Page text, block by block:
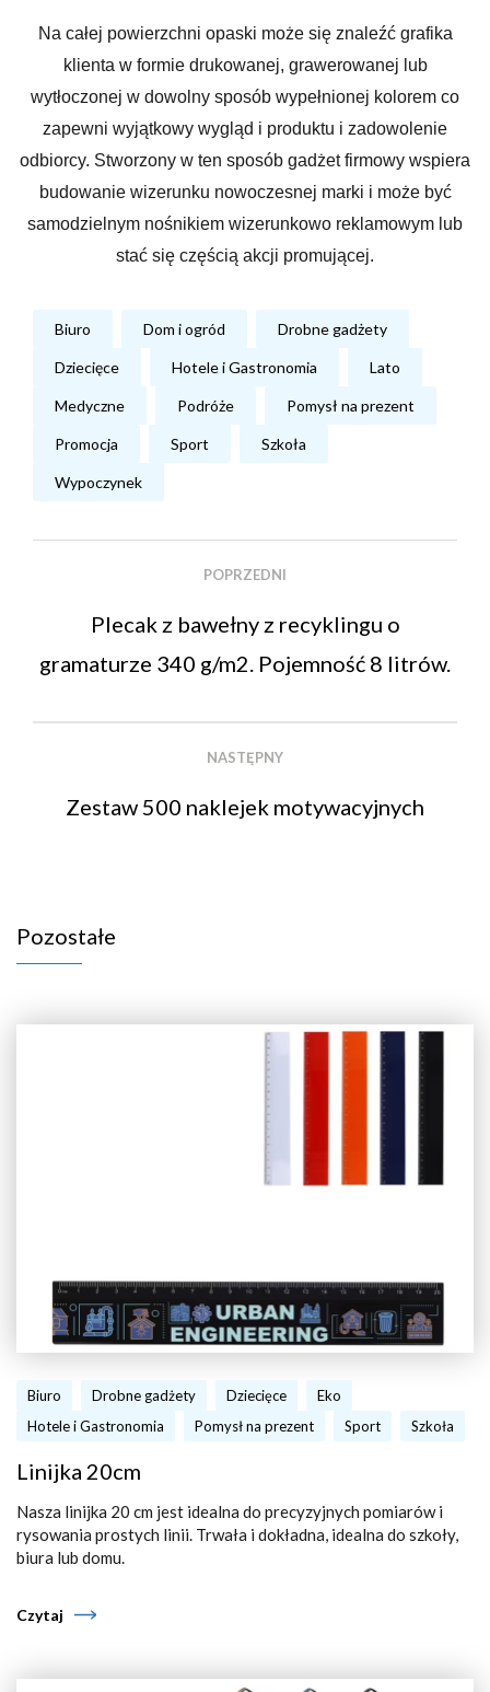
Na całej powierzchni opaski może się znaleźć grafika
klienta w formie drukowanej, grawerowanej lub
wytłoczonej w dowolny sposób wypełnionej kolorem co
zapewni wyjątkowy wygląd i produktu i zadowolenie
odbiorcy. Stworzony w ten sposób gadżet firmowy wspiera
budowanie wizerunku nowoczesnej marki i może być
samodzielnym nośnikiem wizerunkowo reklamowym lub
stać się częścią akcji promującej.
Biuro Dom i ogród Drobne gadżety
Dziecięce Hotele i Gastronomia Lato
Medyczne Podróże Pomysł na prezent
Promocja Sport Szkoła
Wypoczynek
POPRZEDNI
Plecak z bawełny z recyklingu o
gramaturze 340 g/m2. Pojemność 8 litrów.
NASTĘPNY
Zestaw 500 naklejek motywacyjnych
Pozostałe
Biuro Drobne gadżety Dziecięce
Eko
Hotele i Gastronomia
Pomysł na prezent Sport Szkoła
Linijka 20cm
Nasza linijka 20 cm jest idealna do precyzyjnych pomiarów i
rysowania prostych linii. Trwała i dokładna, idealna do szkoły,
biura lub domu.
Czytaj